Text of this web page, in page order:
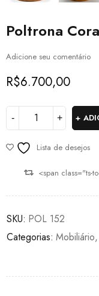
Poltrona
Adicione seu comentário
R$6.700,00
Lista de desejos
<span class="ts-
SKU: POL 152
Categorias: Mobiliário,